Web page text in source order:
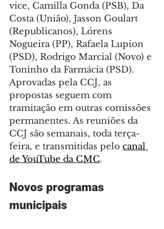
vice, Camilla Gonda (PSB), Da
Costa (União), Jasson Goulart
(Republicanos), Lórens
Nogueira (PP), Rafaela Lupion
(PSD), Rodrigo Marcial (Novo) e
Toninho da Farmácia (PSD).
Aprovadas pela CCJ, as
propostas seguem com
tramitação em outras comissões
permanentes. As reuniões da
CCJ são semanais, toda terça-
feira, e transmitidas pelo canal
de YouTube da CMC.
Novos programas
municipais